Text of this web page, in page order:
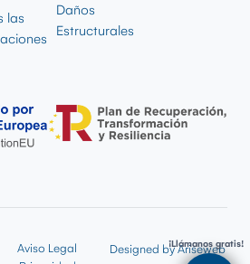
las
Daños
Estructurales
Aviso Legal
Designed byAriseweb
¡Llámanos gratis!